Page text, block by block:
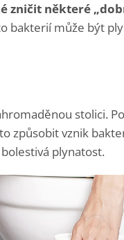
zničit některé
bakterií může být
stolici.
způsobit vznik
plynatost.